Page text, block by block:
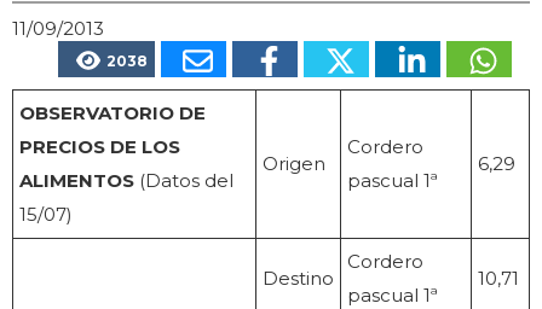
11/09/2013
2038
OBSERVATORIO DE
PRECIOS DE LOS
ALIMENTOS (Datos del
15/07)
Origen
Cordero
pascual 1ª
6,29
Destino
Cordero
pascual 1ª
10,71